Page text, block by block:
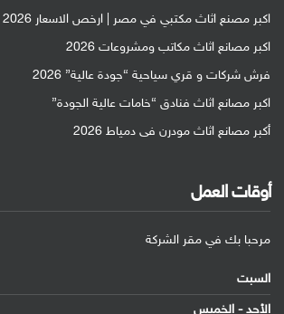
اكبر مصنع اثاث مكتبي في مصر | ارخص الاسعار 2026
اكبر مصانع اثاث مكاتب ومشروعات 2026
فرش شركات و قري سياحية “جودة عالية” 2026
اكبر مصانع اثاث فنادق “خامات عالية الجودة”
أكبر مصانع اثاث مودرن فى دمياط 2026
أوقات العمل
مرحبا بك في مقر الشركة
السبت
الأحد - الخميس